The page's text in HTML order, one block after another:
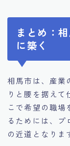
まとめ：
に築く
相馬市は、産業
りと腰を据え
こで希望の職
るためには、
の近道となりま